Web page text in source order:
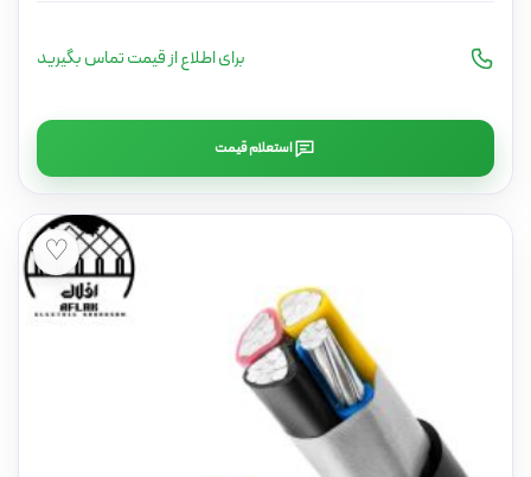
برای اطلاع از قیمت تماس بگیرید
استعلام قیمت
♡